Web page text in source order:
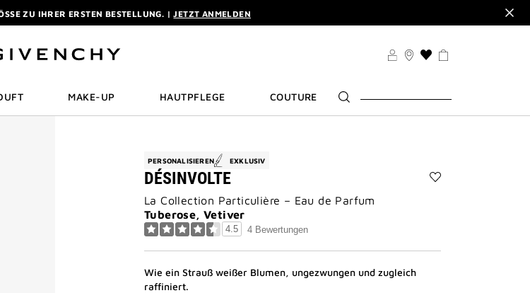
ZU IHRER ERSTEN BESTELLUNG. | JETZT ANMELDEN
AB EINEM EINKAUFSWERT VON 180 €. |MEINE VORTEILE
ZU IHRER ERSTEN BESTELLUNG. |
WUNSCHLISTE
MAKE-UP HAUTPFLEGE COUTURE
PERSONALISIEREN EXKLUSIV
DÉSINVOLTE
La Collection Particulière – Eau de Parfum
Tuberose, Vetiver
4.5 4 Bewertungen
Wie ein Strauß weißer Blumen, ungezwungen und zugleich
raffiniert.